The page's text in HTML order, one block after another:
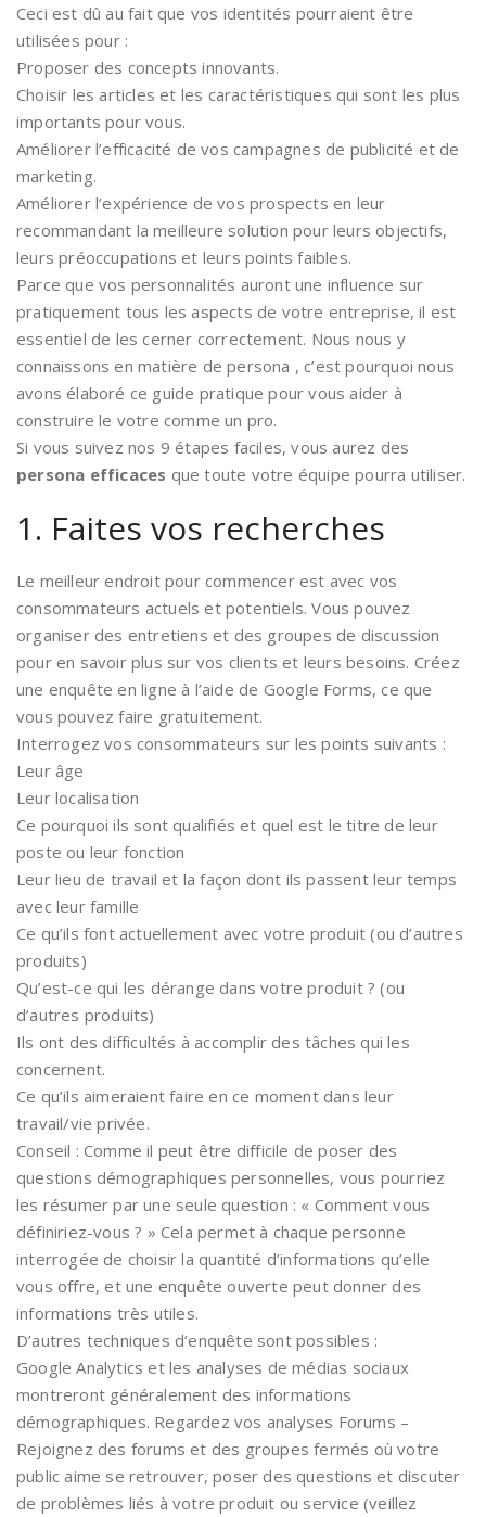
Ceci est dû au fait que vos identités pourraient être
utilisées pour :
Proposer des concepts innovants.
Choisir les articles et les caractéristiques qui sont les plus
importants pour vous.
Améliorer l’efficacité de vos campagnes de publicité et de
marketing.
Améliorer l’expérience de vos prospects en leur
recommandant la meilleure solution pour leurs objectifs,
leurs préoccupations et leurs points faibles.
Parce que vos personnalités auront une influence sur
pratiquement tous les aspects de votre entreprise, il est
essentiel de les cerner correctement. Nous nous y
connaissons en matière de persona , c’est pourquoi nous
avons élaboré ce guide pratique pour vous aider à
construire le votre comme un pro.
Si vous suivez nos 9 étapes faciles, vous aurez des
persona efficaces que toute votre équipe pourra utiliser.
1. Faites vos recherches
Le meilleur endroit pour commencer est avec vos
consommateurs actuels et potentiels. Vous pouvez
organiser des entretiens et des groupes de discussion
pour en savoir plus sur vos clients et leurs besoins. Créez
une enquête en ligne à l’aide de Google Forms, ce que
vous pouvez faire gratuitement.
Interrogez vos consommateurs sur les points suivants :
Leur âge
Leur localisation
Ce pourquoi ils sont qualifiés et quel est le titre de leur
poste ou leur fonction
Leur lieu de travail et la façon dont ils passent leur temps
avec leur famille
Ce qu’ils font actuellement avec votre produit (ou d’autres
produits)
Qu’est-ce qui les dérange dans votre produit ? (ou
d’autres produits)
Ils ont des difficultés à accomplir des tâches qui les
concernent.
Ce qu’ils aimeraient faire en ce moment dans leur
travail/vie privée.
Conseil : Comme il peut être difficile de poser des
questions démographiques personnelles, vous pourriez
les résumer par une seule question : « Comment vous
définiriez-vous ? » Cela permet à chaque personne
interrogée de choisir la quantité d’informations qu’elle
vous offre, et une enquête ouverte peut donner des
informations très utiles.
D’autres techniques d’enquête sont possibles :
Google Analytics et les analyses de médias sociaux
montreront généralement des informations
démographiques. Regardez vos analyses Forums –
Rejoignez des forums et des groupes fermés où votre
public aime se retrouver, poser des questions et discuter
de problèmes liés à votre produit ou service (veillez